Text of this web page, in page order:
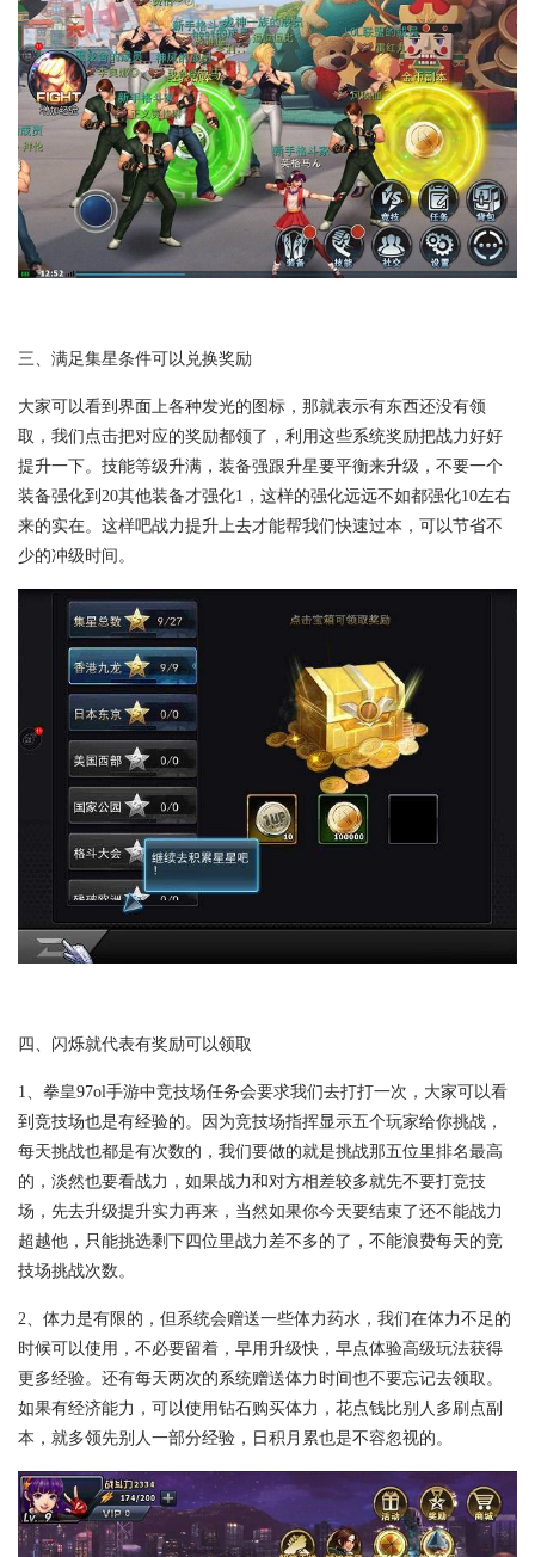
三、满足集星条件可以兑换奖励
大家可以看到界面上各种发光的图标，那就表示有东西还没有领
取，我们点击把对应的奖励都领了，利用这些系统奖励把战力好好
提升一下。技能等级升满，装备强跟升星要平衡来升级，不要一个
装备强化到20其他装备才强化1，这样的强化远远不如都强化10左右
来的实在。这样吧战力提升上去才能帮我们快速过本，可以节省不
少的冲级时间。
四、闪烁就代表有奖励可以领取
1、拳皇97ol手游中竞技场任务会要求我们去打打一次，大家可以看
到竞技场也是有经验的。因为竞技场指挥显示五个玩家给你挑战，
每天挑战也都是有次数的，我们要做的就是挑战那五位里排名最高
的，淡然也要看战力，如果战力和对方相差较多就先不要打竞技
场，先去升级提升实力再来，当然如果你今天要结束了还不能战力
超越他，只能挑选剩下四位里战力差不多的了，不能浪费每天的竞
技场挑战次数。
2、体力是有限的，但系统会赠送一些体力药水，我们在体力不足的
时候可以使用，不必要留着，早用升级快，早点体验高级玩法获得
更多经验。还有每天两次的系统赠送体力时间也不要忘记去领取。
如果有经济能力，可以使用钻石购买体力，花点钱比别人多刷点副
本，就多领先别人一部分经验，日积月累也是不容忽视的。